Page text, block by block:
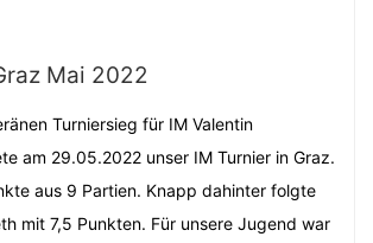
Mai 2022
Turniersieg für IM Valentin
am 29.05.2022 unser IM Turnier in Graz.
aus 9 Partien. Knapp dahinter folgte
mit 7,5 Punkten. Für unsere Jugend war